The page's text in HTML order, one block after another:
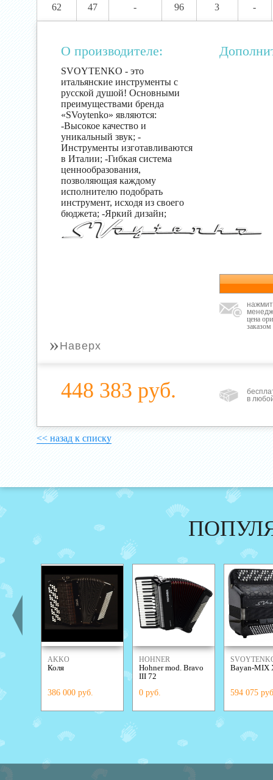
62 47 - 96 3 -
О производителе:
SVOYTENKO - это
итальянские инструменты с
русской душой! Основными
преимуществами бренда
«SVoytenko» являются:
-Высокое качество и
уникальный звук; -
Инструменты изготавливаются
в Италии; -Гибкая система
ценнообразования,
позволяющая каждому
исполнителю подобрать
инструмент, исходя из своего
бюджета; -Яркий дизайн;
цена
заказом
» Наверх
448 383 руб.
в
<< назад к списку
AKKO
Коля
386 000 руб.
HOHNER
Hohner mod. Bravo
III 72
0 руб.
Bayan-MIX
594 075